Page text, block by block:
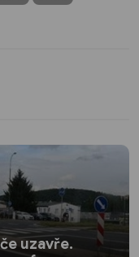
uzavře.